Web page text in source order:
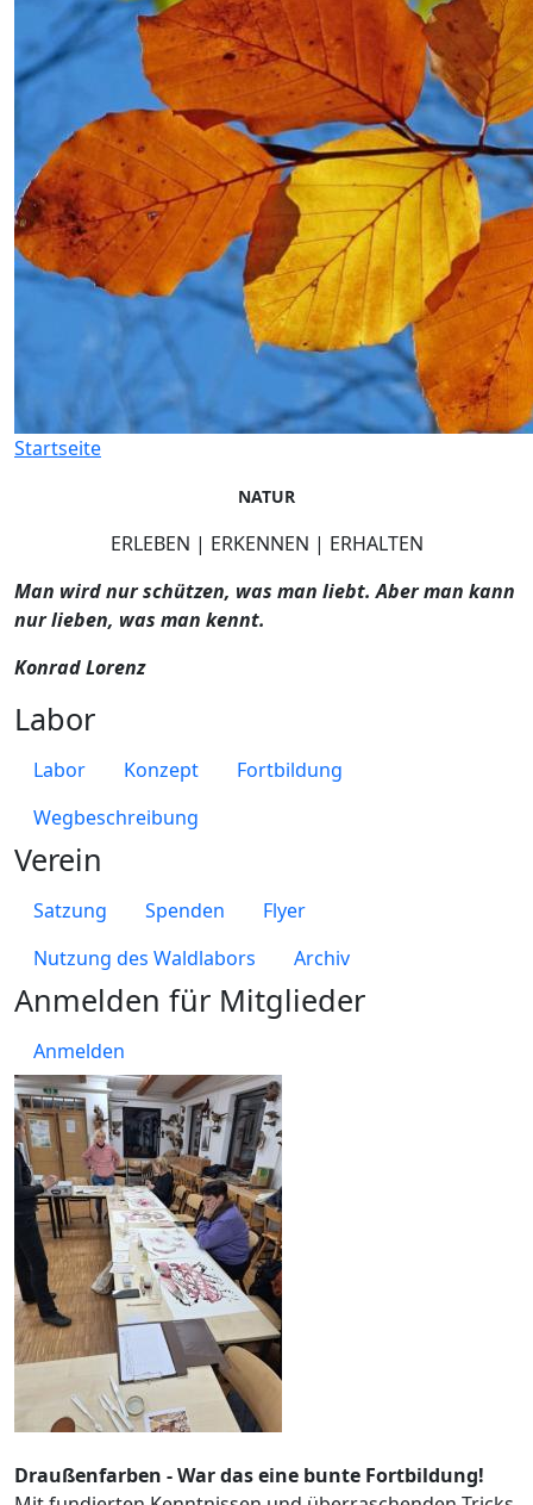
Startseite
Draußenfarben - War das eine bunte Fortbildung!
NATUR
ERLEBEN | ERKENNEN | ERHALTEN
Man wird nur schützen, was man liebt. Aber man kann
nur lieben, was man kennt.
Konrad Lorenz
Labor
Labor Konzept
Fortbildung
Wegbeschreibung
Verein
Satzung Spenden
Flyer
Nutzung des Waldlabors
Archiv
Anmelden für Mitglieder
Anmelden